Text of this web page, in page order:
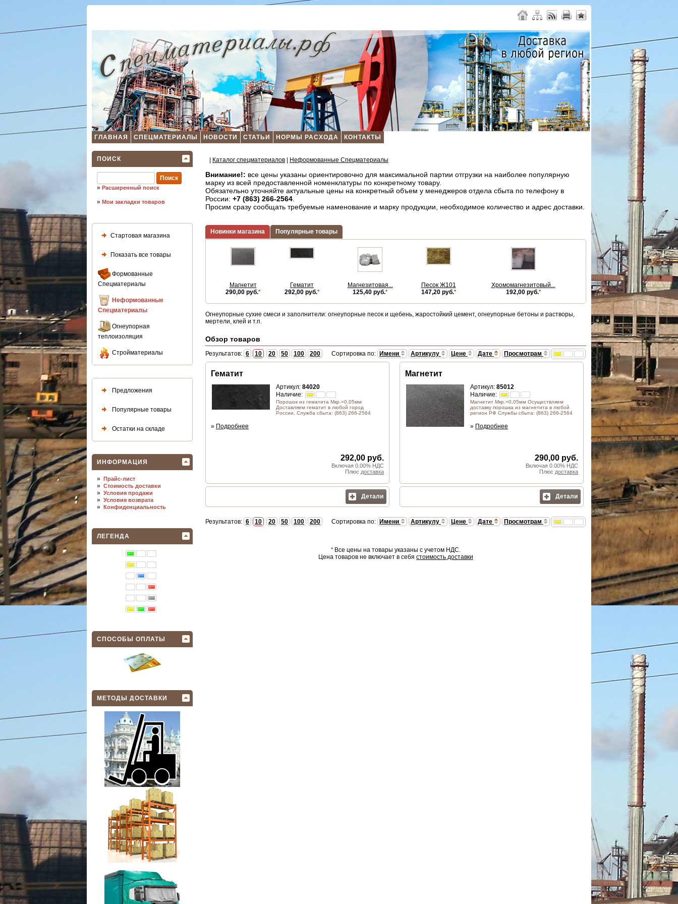
ГЛАВНАЯ СПЕЦМАТЕРИАЛЫ НОВОСТИ СТАТЬИ НОРМЫ РАСХОДА КОНТАКТЫ
ПОИСК
» Расширенный поиск
» Мои закладки товаров
Стартовая магазина
Показать все товары
Формованные
Спецматериалы
Неформованные
Спецматериалы
Огнеупорная
теплоизоляция
Стройматериалы
Предложения
Популярные товары
Остатки на складе
ИНФОРМАЦИЯ
» Прайс-лист
» Стоимость доставки
» Условия продажи
» Условия возврата
» Конфиденциальность
ЛЕГЕНДА
СПОСОБЫ ОПЛАТЫ
МЕТОДЫ ДОСТАВКИ
Каталог спецматеpиалов Неформованные Спецматериалы
Внимание!: все цены указаны ориентировочно для максимальной партии отгрузки на наиболее популярную
марку из всей предоставленной номенклатуры по конкретному товару.
Обязательно уточняйте актуальные цены на конкретный объем у менеджеров отдела сбыта по телефону в
России: +7 (863) 266-2564
Просим сразу сообщать требуемые наменование и марку продукции, необходимое количество и адрес доставки.
Новинки магазина Популярные товары
Магнетит
290,00 руб.*
Гематит
292,00 руб.*
Магнезитовая...
125,40 руб.*
Песок Ж101
147,20 руб.*
Хромомагнезитовый...
192,00 руб.*
Огнеупорные сухие смеси и заполнители: огнеупорные песок и щебень, жаростойкий цемент, огнеупорные бетоны и растворы,
мертели, клей и т.п.
Обзор товаров
Результатов: 6 10 20 50 100 200 Сортировка по: Имени Артикулу Цене Дате Просмотрам
Гематит
Артикул: 84020
Наличие:
Порошок из гематита Мкр.=0,05мм
Доставляем гематит в любой город
России. Служба сбыта: (863) 266-2564
» Подробнее
292,00 руб.
Включая 0.00% НДС
Плюс доставка
Детали
Магнетит
Артикул:85012
Наличие:
Магнетит Мкр.=0,05мм Осуществляем
доставку порошка из магнетита в любой
регион РФ Службы сбыта: (863) 266-2564
» Подробнее
290,00 руб.
Включая 0.00% НДС
Плюс доставка
Детали
Результатов: 6 10 20 50 100 200 Сортировка по: Имени Артикулу Цене Дате Просмотрам
* Все цены на товары указаны с учетом НДС.
Цена товаров не включает в себя стоимость доставки